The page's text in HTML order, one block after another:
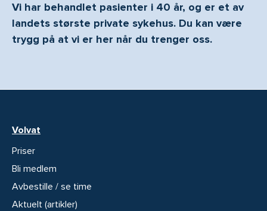
Vi har behandlet pasienter i 40 år, og er et av
landets største private sykehus. Du kan være
trygg på at vi er her når du trenger oss.
Volvat
Priser
Bli medlem
Avbestille / se time
Aktuelt (artikler)